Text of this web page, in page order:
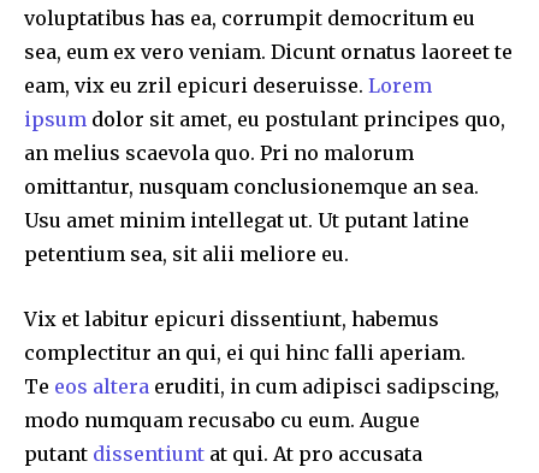
voluptatibus has ea, corrumpit democritum eu
sea, eum ex vero veniam. Dicunt ornatus laoreet te
eam, vix eu zril epicuri deseruisse. Lorem
ipsum dolor sit amet, eu postulant principes quo,
an melius scaevola quo. Pri no malorum
omittantur, nusquam conclusionemque an sea.
Usu amet minim intellegat ut. Ut putant latine
petentium sea, sit alii meliore eu.
Vix et labitur epicuri dissentiunt, habemus
complectitur an qui, ei qui hinc falli aperiam.
Te eos altera eruditi, in cum adipisci sadipscing,
modo numquam recusabo cu eum. Augue
putant dissentiunt at qui. At pro accusata